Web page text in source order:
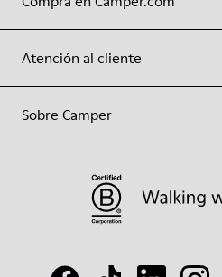
Atención al cliente
Sobre Camper